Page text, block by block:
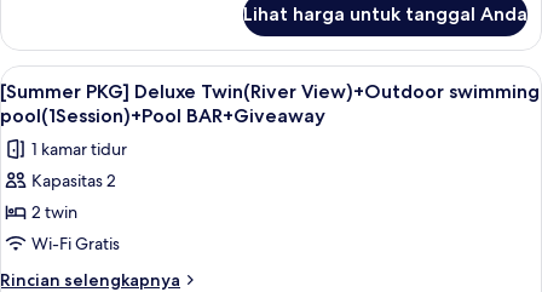
pool(1Session)+Pool
BAR+Giveaway
[Summer
PKG]
Deluxe
Twin(Mountain
View)+Outdoor
swimming
pool(1Session)+Pool
BAR+Giveaway
Lihat harga untuk tanggal Anda
Lihat
semua
foto
untuk
[Summer
PKG]
Deluxe
Twin(River
Seprai premium, minibar, brankas,
5
[Summer PKG] Deluxe Twin(River View)+Outdoor swimming
pool(1Session)+Pool BAR+Giveaway
1 kamar tidur
Kapasitas 2
2 twin
Wi-Fi Gratis
Rincian selengkapnya
Rincian